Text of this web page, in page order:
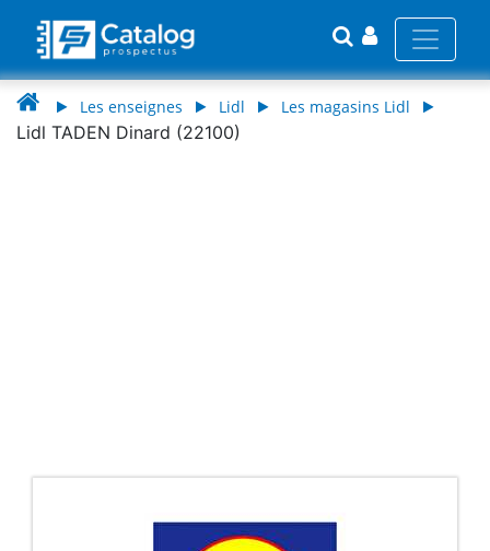
Les enseignes Lidl Les magasins Lidl
Lidl TADEN Dinard (22100)